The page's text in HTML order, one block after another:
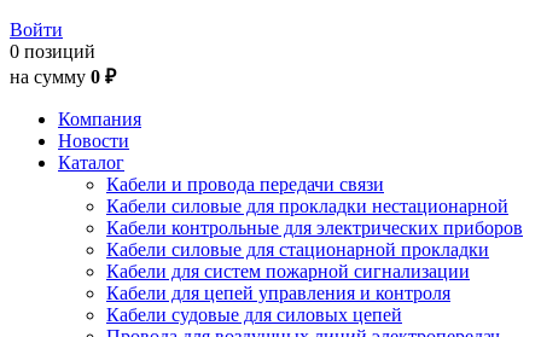
Войти
0 позиций
на сумму 0 ₽
Компания
Новости
Каталог
Кабели и провода передачи связи
Кабели силовые для прокладки нестационарной
Кабели контрольные для электрических приборов
Кабели силовые для стационарной прокладки
Кабели для систем пожарной сигнализации
Кабели для цепей управления и контроля
Кабели судовые для силовых цепей